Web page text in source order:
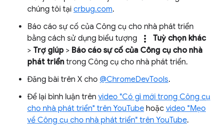
chúng tôi tại crbug.com.
Báo cáo sự cố của Công cụ cho nhà phát triển
bằng cách sử dụng biểu tượng
more_vert
Tuỳ chọn khác
> Trợ giúp > Báo cáo sự cố của Công cụ cho nhà
phát triển trong Công cụ cho nhà phát triển.
Đăng bài trên X cho @ChromeDevTools.
Để lại bình luận trên video "Có gì mới trong Công cụ
cho nhà phát triển" trên YouTube hoặc video "Mẹo
về Công cụ cho nhà phát triển" trên YouTube.